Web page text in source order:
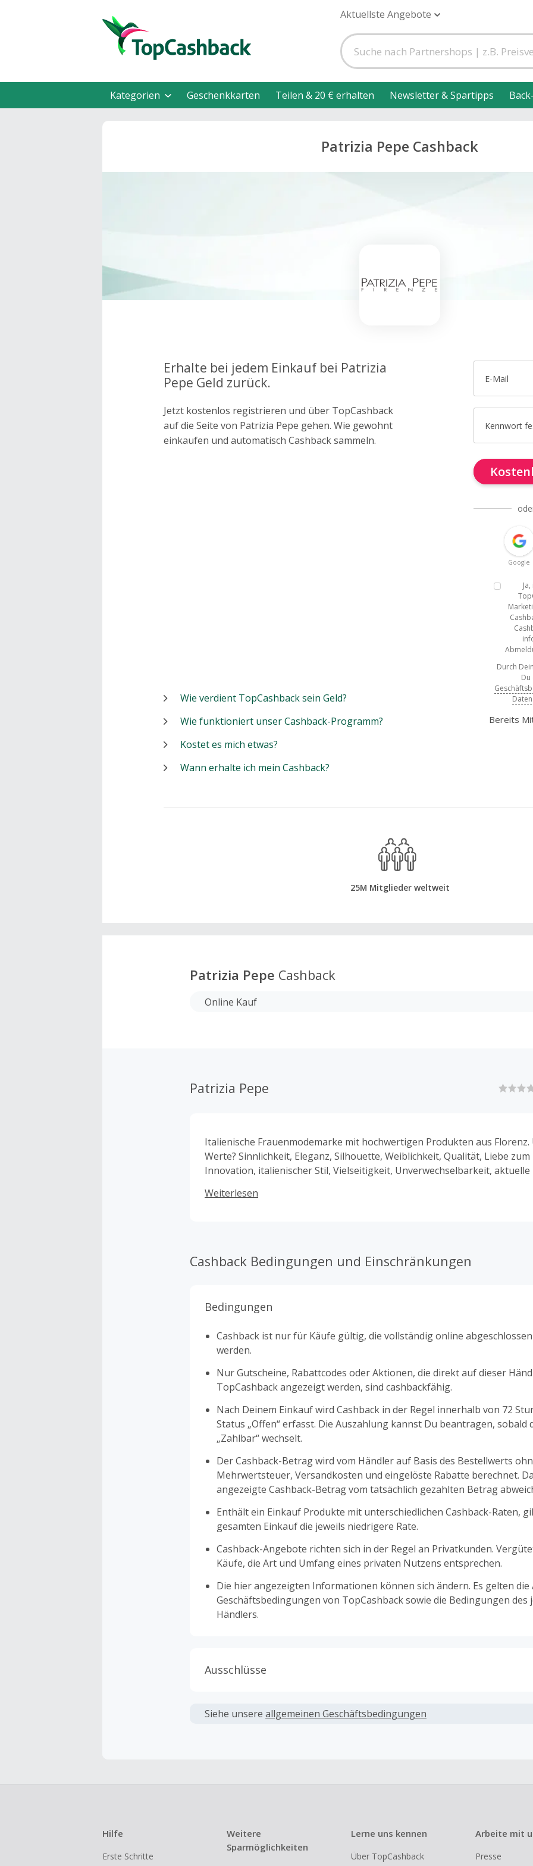
Aktuellste Angebote
Kategorien Geschenkkarten Teilen & 20 € erhalten Newsletter & Spartipps
Patrizia Pepe Cashback
Erhalte bei jedem Einkauf bei Patrizia
Pepe Geld zurück.
Jetzt kostenlos registrieren und über TopCashback
auf die Seite von Patrizia Pepe gehen. Wie gewohnt
einkaufen und automatisch Cashback sammeln.
E-Mail
Kennwort
Google
Durch
Bereits
Wie verdient TopCashback sein Geld?
Wie funktioniert unser Cashback-Programm?
Kostet es mich etwas?
Wann erhalte ich mein Cashback?
25M Mitglieder weltweit
Patrizia Pepe Cashback
Online Kauf
Patrizia Pepe
Italienische Frauenmodemarke mit hochwertigen Produkten aus Florenz.
Werte? Sinnlichkeit, Eleganz, Silhouette, Weiblichkeit, Qualität, Liebe zum
Innovation, italienischer Stil, Vielseitigkeit, Unverwechselbarkeit, aktuelle
Weiterlesen
Cashback Bedingungen und Einschränkungen
Bedingungen
Cashback ist nur für Käufe gültig, die vollständig online
werden.
Nur Gutscheine, Rabattcodes oder Aktionen, die direkt auf dieser
TopCashback angezeigt werden, sind cashbackfähig.
Nach Deinem Einkauf wird Cashback in der Regel innerhalb von 72
Status „Offen“ erfasst. Die Auszahlung kannst Du beantragen, sobald
„Zahlbar“ wechselt.
Der Cashback-Betrag wird vom Händler auf Basis des Bestellwerts
Mehrwertsteuer, Versandkosten und eingelöste Rabatte berechnet.
angezeigte Cashback-Betrag vom tatsächlich gezahlten Betrag
Enthält ein Einkauf Produkte mit unterschiedlichen Cashback-Raten,
gesamten Einkauf die jeweils niedrigere Rate.
Cashback-Angebote richten sich in der Regel an Privatkunden.
Käufe, die Art und Umfang eines privaten Nutzens entsprechen.
Die hier angezeigten Informationen können sich ändern. Es gelten die
Geschäftsbedingungen von TopCashback sowie die Bedingungen des
Händlers.
Ausschlüsse
verwendet werden, die nicht ausdrücklich auf dieser Händlerseite von
Gewerbliche, Reseller- oder ungewöhnlich große Bestellungen sind
Händlern vom Cashback ausgeschlossen.
Siehe unsere allgemeinen Geschäftsbedingungen
Hilfe
Erste Schritte
Weitere
Sparmöglichkeiten
Lerne uns kennen
Über TopCashback
Arbeite mit
Presse